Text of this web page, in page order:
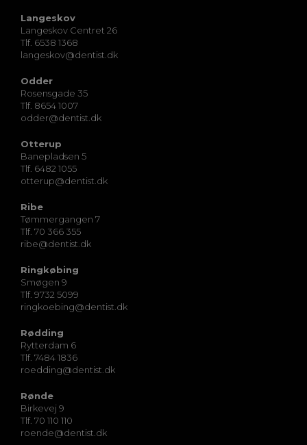
Langeskov
Langeskov Centret 26
Tlf. 6538 1368
langeskov@dentist.dk
Odder
Rosensgade 35
Tlf. 8654 1007
odder@dentist.dk
Otterup
Banepladsen 5
Tlf. 6482 1055
otterup@dentist.dk
Ribe
Tømmergangen 7
Tlf. 70 366 355
ribe@dentist.dk
Ringkøbing
Smøgen 9
Tlf. 9732 5099
ringkoebing@dentist.dk
Rødding
Rytterdam 6
Tlf. 7484 1836
roedding@dentist.dk
Rønde
Birkevej 9
Tlf. 70 110 110
roende@dentist.dk